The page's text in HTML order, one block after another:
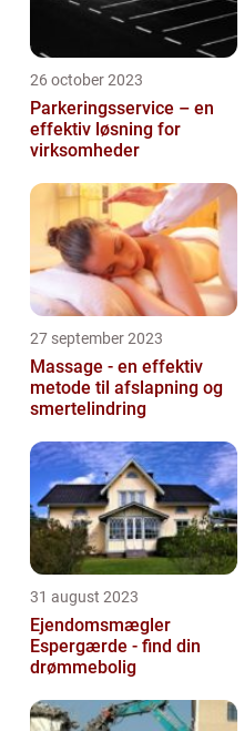
26 october 2023
Parkeringsservice – en
effektiv løsning for
virksomheder
27 september 2023
Massage - en effektiv
metode til afslapning og
smertelindring
31 august 2023
Ejendomsmægler
Espergærde - find din
drømmebolig